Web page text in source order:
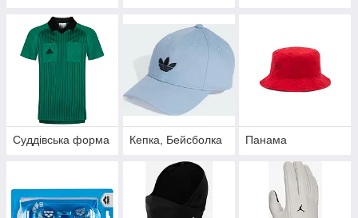
Суддівська форма Кепка, Бейсболка Панама